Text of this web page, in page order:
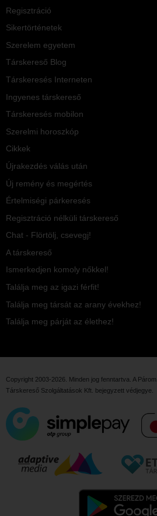
Regisztráció
Sikertörténetek
Szerelem egyetem
Társkereső Blog
Társkeresés Interneten
Ingyenes társkereső
Társkeresés mobilon
Szerelmi horoszkóp
Cikkek
Újrakezdés válás után
Új remény és megértés
Értelmiségi párkeresés
Regisztráció nélküli társkereső
Chat - Flörtölj, csevegj!
A társkereső
Ismerkedjen komoly nőkkel!
Találja meg az igazi férfit!
Találja meg társát az arany évekhez!
Találja meg párját az élethez!
Copyright 2003-2026. Minden jog fenntartva. A
Társkereső Szolgáltatások Kft.
bejegyzett védjegye.